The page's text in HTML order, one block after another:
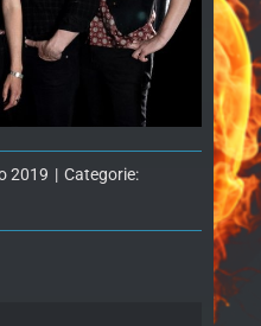
2019 | Categorie: